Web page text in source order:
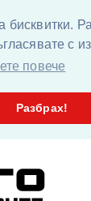
бисквитки.
с
повече
Разбрах!